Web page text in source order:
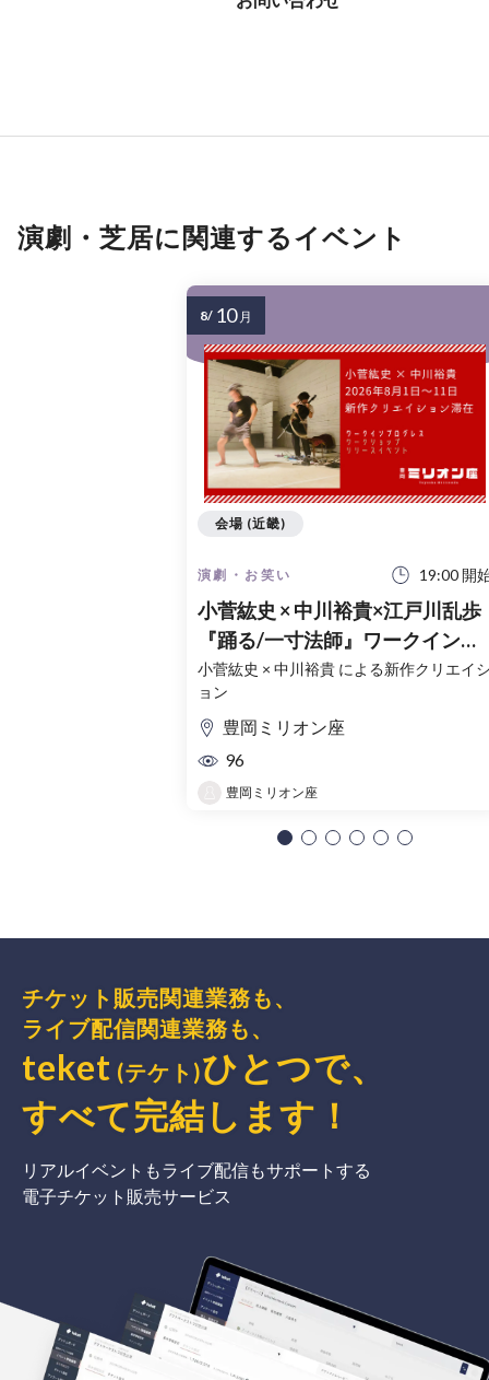
演劇・芝居に関連するイベント
演劇・お笑い 19:00 開
小菅紘史 × 中川裕貴×江戸川乱歩
『踊る/一寸法師』ワークインプ
ログレス
小菅紘史 × 中川裕貴 による新作クリエイ
ョン
豊岡ミリオン座
96
豊岡ミリオン座
会場 (近畿)
8/ 10 月
チケット販売関連業務も、
ライブ配信関連業務も、
teket (テケト)ひとつで、
すべて完結 します ！
リアルイベントもライブ配信もサポートする
電子チケット販売サービス